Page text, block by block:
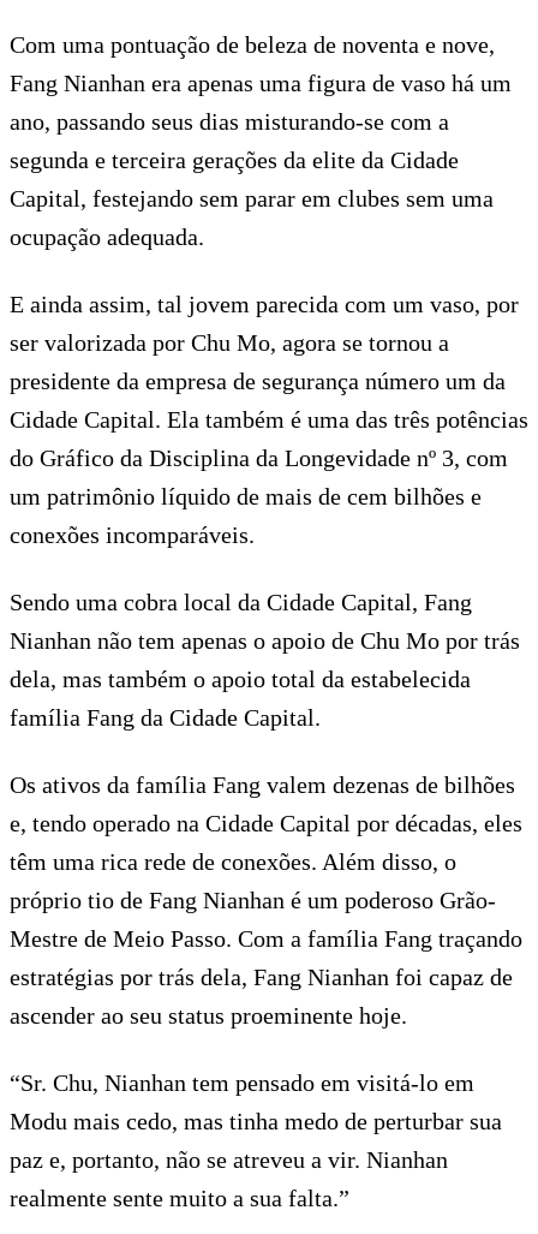
Com uma pontuação de beleza de noventa e nove,
Fang Nianhan era apenas uma figura de vaso há um
ano, passando seus dias misturando-se com a
segunda e terceira gerações da elite da Cidade
Capital, festejando sem parar em clubes sem uma
ocupação adequada.
E ainda assim, tal jovem parecida com um vaso, por
ser valorizada por Chu Mo, agora se tornou a
presidente da empresa de segurança número um da
Cidade Capital. Ela também é uma das três potências
do Gráfico da Disciplina da Longevidade nº 3, com
um patrimônio líquido de mais de cem bilhões e
conexões incomparáveis.
Sendo uma cobra local da Cidade Capital, Fang
Nianhan não tem apenas o apoio de Chu Mo por trás
dela, mas também o apoio total da estabelecida
família Fang da Cidade Capital.
Os ativos da família Fang valem dezenas de bilhões
e, tendo operado na Cidade Capital por décadas, eles
têm uma rica rede de conexões. Além disso, o
próprio tio de Fang Nianhan é um poderoso Grão-
Mestre de Meio Passo. Com a família Fang traçando
estratégias por trás dela, Fang Nianhan foi capaz de
ascender ao seu status proeminente hoje.
“Sr. Chu, Nianhan tem pensado em visitá-lo em
Modu mais cedo, mas tinha medo de perturbar sua
paz e, portanto, não se atreveu a vir. Nianhan
realmente sente muito a sua falta.”